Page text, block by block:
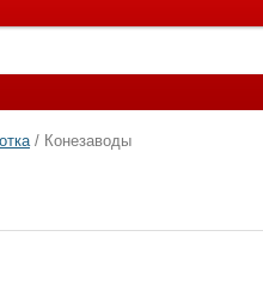
/ Конезаводы